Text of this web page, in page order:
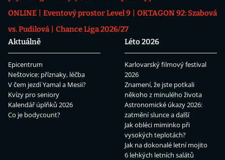
ONLINE
Eventový prostor Level 9
OKTAGON 92: Szabová
vs. Pudilová
Chance Liga 2026/27
Aktuálně
Epicentrum
Neštovice: příznaky, léčba
V čem jezdí Yamal a Mesii?
Kvízy pro seniory
Kalendář úplňků 2026
Co je bodycount?
Léto 2026
Karlovarský filmový festival
2026
Znamení, že jste potkali
někoho z minulého života
Astronomické úkazy 2026:
zatmění slunce a další
Jak obléci miminko při
vysokých teplotách?
Jak na dokonalé letní mojito
6 lehkých letních salátů